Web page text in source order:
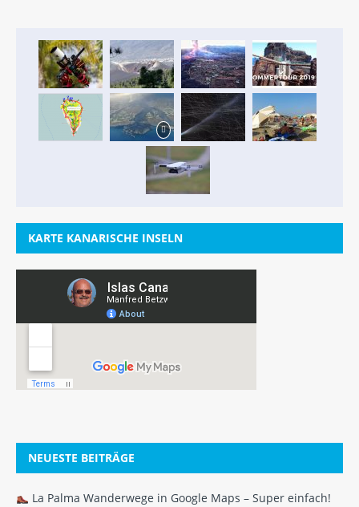
KARTE KANARISCHE INSELN
NEUESTE BEITRÄGE
La Palma Wanderwege in Google Maps – Super einfach!